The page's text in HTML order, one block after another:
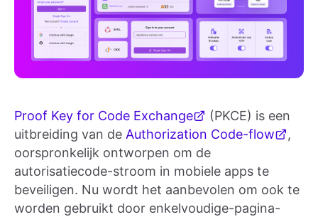
Proof Key for Code Exchange
(PKCE) is een
uitbreiding van de Authorization Code-flow
,
oorspronkelijk ontworpen om de
autorisatiecode-stroom in mobiele apps te
beveiligen. Nu wordt het aanbevolen om ook te
worden gebruikt door enkelvoudige-pagina-